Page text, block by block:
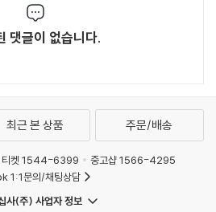
댓글이 없습니다.
최근 본 상품 주문/배송
티켓 1544-6399
중고샵 1566-4295
1:1문의/채팅상담
사(주) 사업자 정보